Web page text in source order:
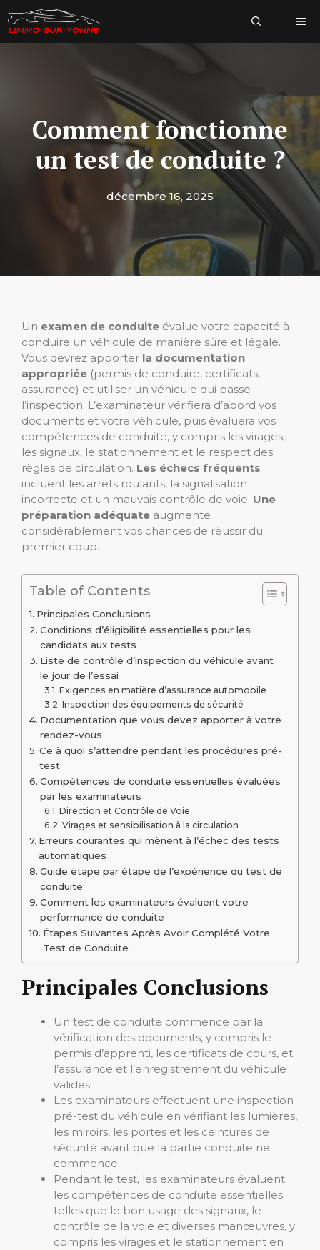
au
Comment fonctionne
un test de conduite ?
décembre 16, 2025
Un examen de conduite évalue votre capacité à
conduire un véhicule de manière sûre et légale.
Vous devrez apporter la documentation
appropriée (permis de conduire, certificats,
assurance) et utiliser un véhicule qui passe
l’inspection. L’examinateur vérifiera d’abord vos
documents et votre véhicule, puis évaluera vos
compétences de conduite, y compris les virages,
les signaux, le stationnement et le respect des
règles de circulation. Les échecs fréquents
incluent les arrêts roulants, la signalisation
incorrecte et un mauvais contrôle de voie. Une
préparation adéquate augmente
considérablement vos chances de réussir du
premier coup.
Table of Contents
Principales Conclusions
Conditions d’éligibilité essentielles pour les
candidats aux tests
Liste de contrôle d’inspection du véhicule avant
le jour de l’essai
Exigences en matière d’assurance automobile
Inspection des équipements de sécurité
Documentation que vous devez apporter à votre
rendez-vous
Ce à quoi s’attendre pendant les procédures pré-
test
Compétences de conduite essentielles évaluées
par les examinateurs
Direction et Contrôle de Voie
Virages et sensibilisation à la circulation
Erreurs courantes qui mènent à l’échec des tests
automatiques
Guide étape par étape de l’expérience du test de
conduite
Comment les examinateurs évaluent votre
performance de conduite
Étapes Suivantes Après Avoir Complété Votre
Test de Conduite
Principales Conclusions
Un test de conduite commence par la
vérification des documents, y compris le
permis d’apprenti, les certificats de cours, et
l’assurance et l’enregistrement du véhicule
valides.
Les examinateurs effectuent une inspection
pré-test du véhicule en vérifiant les lumières,
les miroirs, les portes et les ceintures de
sécurité avant que la partie conduite ne
commence.
Pendant le test, les examinateurs évaluent
les compétences de conduite essentielles
telles que le bon usage des signaux, le
contrôle de la voie et diverses manœuvres, y
compris les virages et le stationnement en